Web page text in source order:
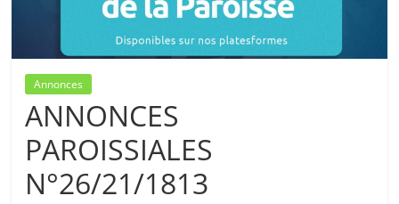
Annonces
ANNONCES
PAROISSIALES
N°26/21/1813